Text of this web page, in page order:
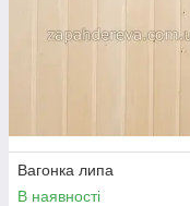
Вагонка липа
В наявності